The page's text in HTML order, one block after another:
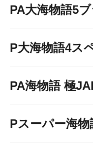
PA大海物語5
P大海物語4ス
PA海物語 極
Pスーパー海